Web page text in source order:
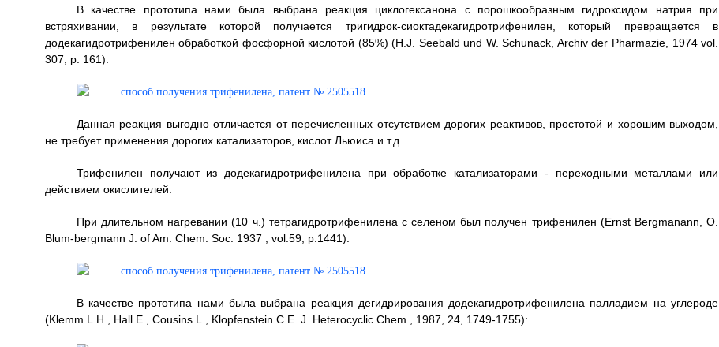
В качестве прототипа нами была выбрана реакция циклогексанона с порошкообразным гидроксидом натрия при
встряхивании, в результате которой получается тригидрок-сиоктадекагидротрифенилен, который превращается в
додекагидротрифенилен обработкой фосфорной кислотой (85%) (Н.J. Seebald und W. Schunack, Archiv der Pharmazie, 1974 vol.
307, p. 161):
Данная реакция выгодно отличается от перечисленных отсутствием дорогих реактивов, простотой и хорошим выходом,
не требует применения дорогих катализаторов, кислот Льюиса и т.д.
Трифенилен получают из додекагидротрифенилена при обработке катализаторами - переходными металлами или
действием окислителей.
При длительном нагревании (10 ч.) тетрагидротрифенилена с селеном был получен трифенилен (Ernst Bergmanann, О.
Blum-bergmann J. of Am. Chem. Soc. 1937 , vol.59, p.1441):
В качестве прототипа нами была выбрана реакция дегидрирования додекагидротрифенилена палладием на углероде
(Klemm L.H., Hall Е., Cousins L., Klopfenstein C.E. J. Heterocyclic Chem., 1987, 24, 1749-1755):